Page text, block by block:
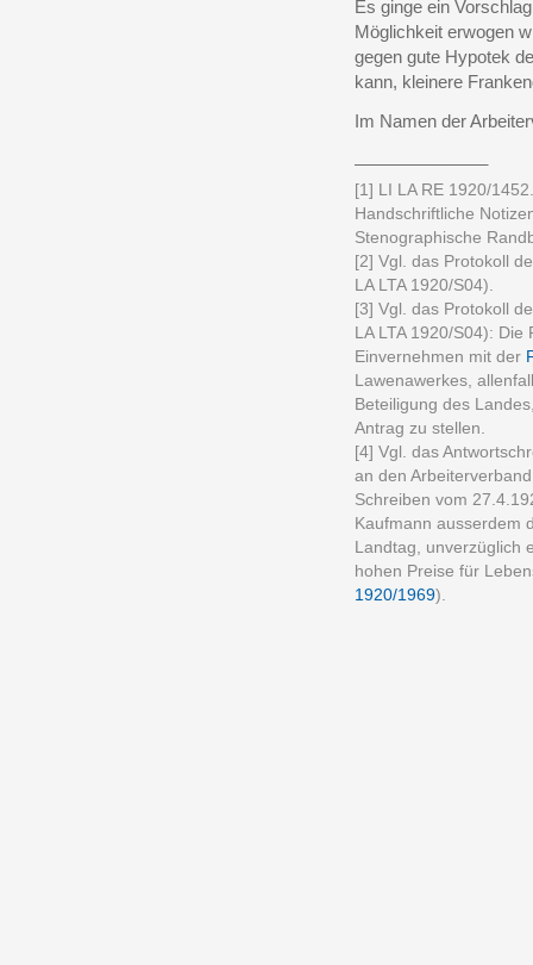
Es ginge ein
Möglichkeit erwogen
gegen gute Hypotek
kann, kleinere
Im Namen der
[1] LI LA RE 1920/
Handschriftliche
Stenographische
[2] Vgl. das Protokoll
LA LTA 1920/S04).
[3] Vgl. das Protokoll
LA LTA 1920/S04):
Einvernehmen mit der
Lawenawerkes,
Beteiligung des
Antrag zu stellen.
[4] Vgl. das
an den
Schreiben vom
Kaufmann ausserdem
Landtag, unverzüglich
hohen Preise für
1920/1969).